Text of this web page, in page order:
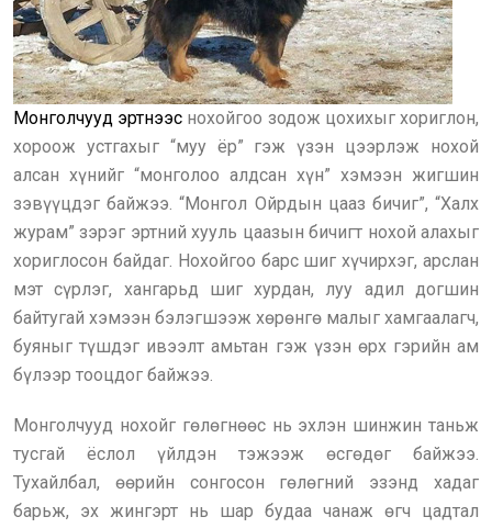
Монголчууд эртнээс нохойгоо зодож цохихыг хориглон,
хороож устгахыг “муу ёр” гэж үзэн цээрлэж нохой
алсан хүнийг “монголоо алдсан хүн” хэмээн жигшин
зэвүүцдэг байжээ. “Монгол Ойрдын цааз бичиг”, “Халх
журам” зэрэг эртний хууль цаазын бичигт нохой алахыг
хориглосон байдаг. Нохойгоо барс шиг хүчирхэг, арслан
мэт сүрлэг, хангарьд шиг хурдан, луу адил догшин
байтугай хэмээн бэлэгшээж хөрөнгө малыг хамгаалагч,
буяныг түшдэг ивээлт амьтан гэж үзэн өрх гэрийн ам
бүлээр тооцдог байжээ.
Монголчууд нохойг гөлөгнөөс нь эхлэн шинжин таньж
тусгай ёслол үйлдэн тэжээж өсгөдөг байжээ.
Тухайлбал, өөрийн сонгосон гөлөгний эзэнд хадаг
барьж, эх жингэрт нь шар будаа чанаж өгч цадтал